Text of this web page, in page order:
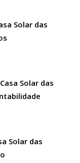
Solar das
Solar das
Solar das